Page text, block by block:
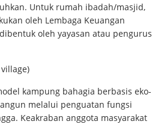
Untuk rumah ibadah/masjid,
oleh Lembaga Keuangan
oleh yayasan atau pengurus
kampung bahagia berbasis eko-
melalui penguatan fungsi
Keakraban anggota masyarakat